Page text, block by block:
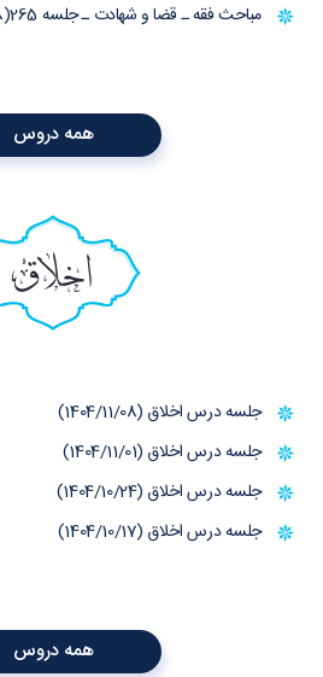
مباحث فقه ـ قضا و شهادت ـ جلسه 265(1404/11/18)
همه دروس
اخلاق
جلسه درس اخلاق (1404/11/08)
جلسه درس اخلاق (1404/11/01)
جلسه درس اخلاق (1404/10/24)
جلسه درس اخلاق (1404/10/17)
همه دروس